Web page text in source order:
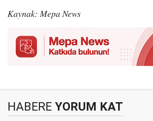
Kaynak: Mepa News
HABERE YORUM KAT